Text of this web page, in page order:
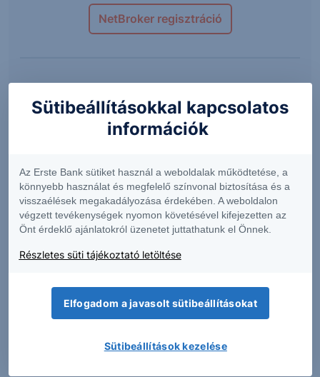
NetBroker regisztráció
lehetőség, az Értékpapírok visszavásárlására a
Kibocsátó, valamint a Forgalmazó nem vállal
kötelezettséget. Ebből következően előfordulhat,
hogy Ön nem tudja vagy nem a szándékai szerint
tudja majd a futamidő alatt értékesíteni ezen
értékpapírjait.
Lejárat előtti visszaváltás esetén visszaváltási díj
kerül felszámításra, melynek mértékét a hatályos
Üzleti díjjegyzék tartalmazza. Tőzsdei értékesítés
hatályos Díjjegyzéke határozza meg.
Sütibeállításokkal kapcsolatos
információk
Az Erste Bank sütiket használ a weboldalak működtetése, a
könnyebb használat és megfelelő színvonal biztosítása és a
visszaélések megakadályozása érdekében. A weboldalon
végzett tevékenységek nyomon követésével kifejezetten az
Önt érdeklő ajánlatokról üzenetet juttathatunk el Önnek.
Részletes süti tájékoztató letöltése
Elfogadom a javasolt sütibeállításokat
Sütibeállítások kezelése